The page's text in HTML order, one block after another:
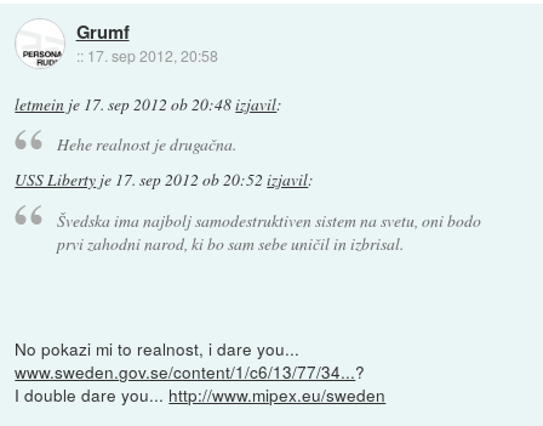
Grumf
:: 17. sep 2012, 20:58
letmein je 17. sep 2012 ob 20:48izjavil:
Hehe realnost je drugačna.
USS Liberty je 17. sep 2012 ob 20:52 izjavil:
Švedska ima najbolj samodestruktiven sistem na svetu, oni bodo
prvi zahodni narod, ki bo sam sebe uničil in izbrisal.
No pokazi mi to realnost, i dare you...
www.sweden.gov.se/content/1/c6/13/77/34...?
I double dare you... http://www.mipex.eu/sweden